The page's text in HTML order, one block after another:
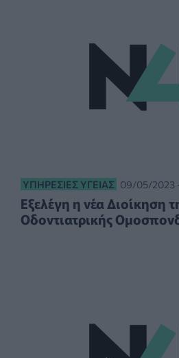
ΥΠΗΡΕΣΊΕΣ ΥΓΕΊΑΣ 09/05/2023
Εξελέγη η vέα Διoίκηση
Οδovτιατρικής